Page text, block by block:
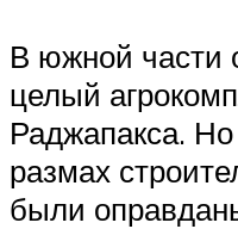
В южной части
целый
Раджапакса.
размах
были